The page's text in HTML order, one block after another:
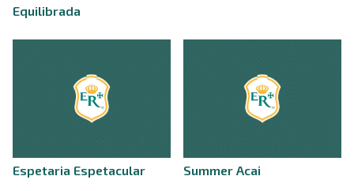
Equilibrada
Espetaria Espetacular Summer Acai